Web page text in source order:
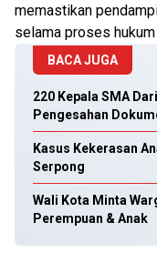
memastikan
selama proses hukum
BACA JUGA
220 Kepala SMA
Pengesahan
Kasus Kekerasan
Serpong
Wali Kota Minta
Perempuan & Anak